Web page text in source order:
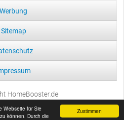
Zustimmen
Webseite für Sie
können. Durch die
Werbung
Sitemap
HomeBooster.de